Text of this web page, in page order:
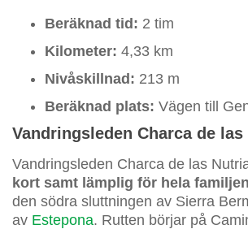
Beräknad tid: 2 tim
Kilometer: 4,33 km
Nivåskillnad: 213 m
Beräknad plats: Vägen till
Vandringsleden Charca de
Vandringsleden Charca de las
kort samt lämplig för hela familjen
den södra sluttningen av Sierra
av Estepona. Rutten börjar på